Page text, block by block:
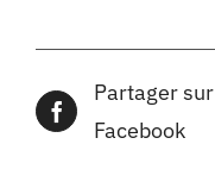
Partager sur
Facebook